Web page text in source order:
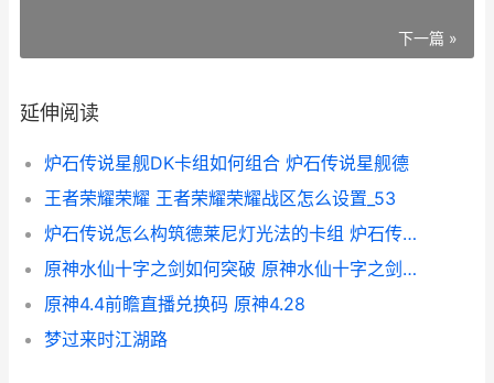
下一篇 »
延伸阅读
炉石传说星舰DK卡组如何组合 炉石传说星舰德
王者荣耀荣耀 王者荣耀荣耀战区怎么设置_53
炉石传说怎么构筑德莱尼灯光法的卡组 炉石传说构造亡灵什么时候用
原神水仙十字之剑如何突破 原神水仙十字之剑任务流程
原神4.4前瞻直播兑换码 原神4.28
梦过来时江湖路